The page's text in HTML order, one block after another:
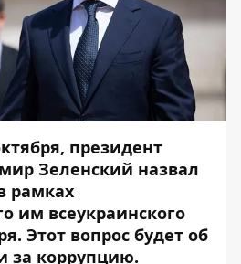
президент
Зеленский назвал
рамках
им всеукраинского
Этот вопрос будет об
за коррупцию.